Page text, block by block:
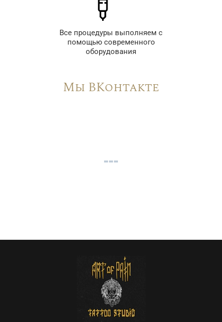
Все процедуры выполняем с
помощью современного
оборудования
Мы ВКонтакте